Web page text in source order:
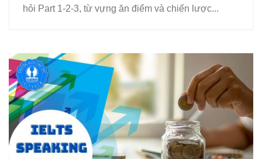
hỏi Part 1-2-3, từ vựng ăn điểm và chiến lược...